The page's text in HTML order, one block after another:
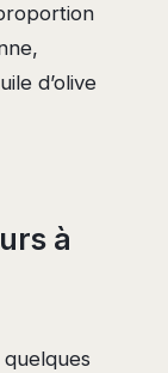
d’olive
à